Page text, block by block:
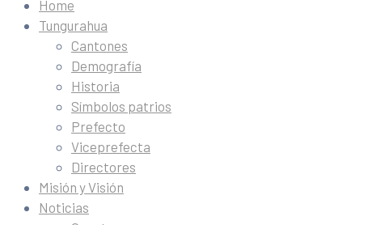
Home
Tungurahua
Cantones
Demografía
Historia
Símbolos patrios
Prefecto
Viceprefecta
Directores
Misión y Visión
Noticias